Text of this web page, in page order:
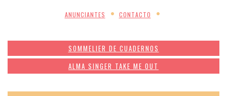
ANUNCIANTES CONTACTO
SOMMELIER DE CUADERNOS
ALMA SINGER TAKE ME OUT